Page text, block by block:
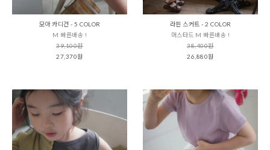
모아 카디건 - 5 COLOR
M 빠른배송 !
39,100원
27,370원
라핀 스커트 - 2 COLOR
머스타드 M 빠른배송 !
38,400원
26,880원